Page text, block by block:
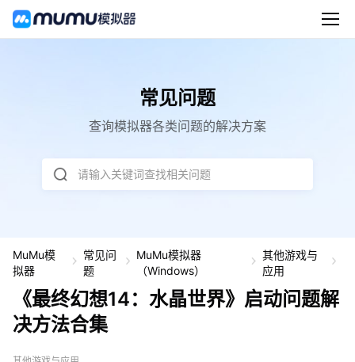
常见问题
查询模拟器各类问题的解决方案
请输入关键词查找相关问题
MuMu模
拟器
常见问
题
MuMu模拟器
（Windows）
其他游戏与
应用
《最终幻想14：水晶世界》启动问题解
决方法合集